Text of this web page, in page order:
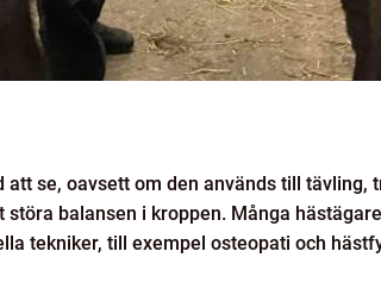
se, oavsett om den används till tävling,
balansen i kroppen. Många
tekniker, till exempel osteopati och